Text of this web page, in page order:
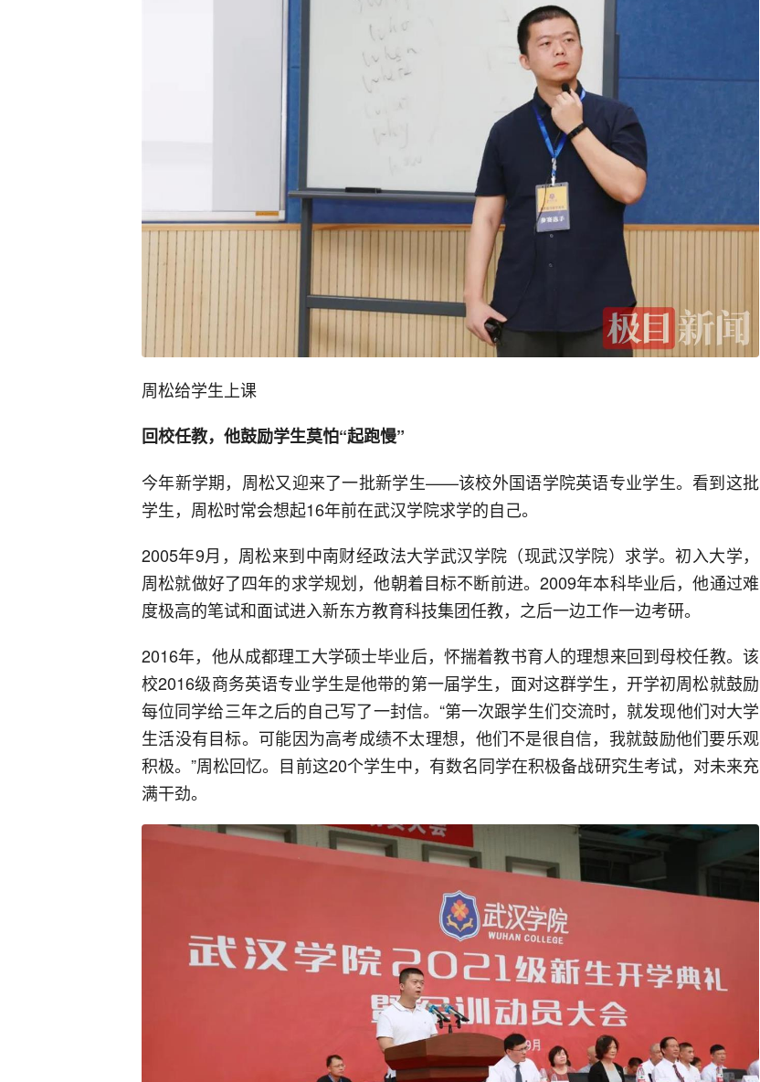
周松给学生上课
回校任教，他鼓励学生莫怕“起跑慢”
今年新学期，周松又迎来了一批新学生——该校外国语学院英语专业学生。看到这批
学生，周松时常会想起16年前在武汉学院求学的自己。
2005年9月，周松来到中南财经政法大学武汉学院（现武汉学院）求学。初入大学，
周松就做好了四年的求学规划，他朝着目标不断前进。2009年本科毕业后，他通过难
度极高的笔试和面试进入新东方教育科技集团任教，之后一边工作一边考研。
2016年，他从成都理工大学硕士毕业后，怀揣着教书育人的理想来回到母校任教。该
校2016级商务英语专业学生是他带的第一届学生，面对这群学生，开学初周松就鼓励
每位同学给三年之后的自己写了一封信。“第一次跟学生们交流时，就发现他们对大学
生活没有目标。可能因为高考成绩不太理想，他们不是很自信，我就鼓励他们要乐观
积极。”周松回忆。目前这20个学生中，有数名同学在积极备战研究生考试，对未来充
满干劲。